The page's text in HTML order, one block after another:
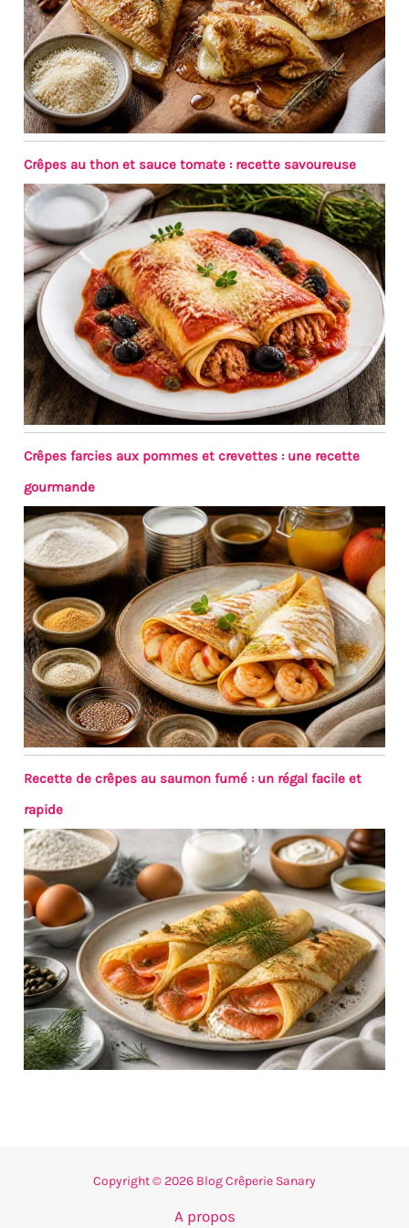
parfumé. La boîte de 12
crêpes est un
indispensable de votre
placard, pour un goûter
sur le pouce ou une
soirée crêpes improvisée.
Paysan Breton, la marque
qui met la Bretagne à
l'honneur, vous propose
une recette de crêpes
L'Authentique à déguster
sans modération ! Cette
boîte de 12 crêpes, faciles
à réchauffer, vous offre
une pause gourmande à
tout moment de la
journée. Appréciez leur
texture fondante et leur
goût délicatement sucré,
pour une dégustation
des plus agréables.
Crêpes au thon et sauce tomate : recette savoureuse
Crêpes farcies aux pommes et crevettes : une recette
gourmande
Recette de crêpes au saumon fumé : un régal facile et
rapide
Copyright © 2026 Blog Crêperie Sanary
A propos